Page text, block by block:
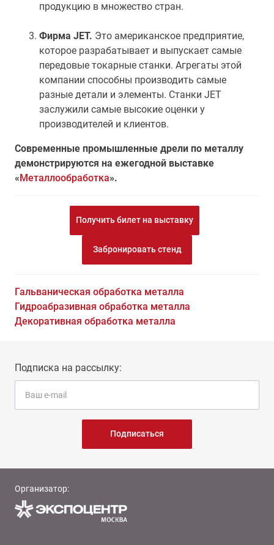
продукцию в множество стран.
Фирма JET. Это американское предприятие,
которое разрабатывает и выпускает самые
передовые токарные станки. Агрегаты этой
компании способны производить самые
разные детали и элементы. Станки JET
заслужили самые высокие оценки у
производителей и клиентов.
Современные промышленные дрели по металлу
демонстрируются на ежегодной выставке
«Металлообработка».
Получить билет на выставку
Забронировать стенд
Гальваническая обработка металла
Гидроабразивная обработка металла
Декоративная обработка металла
Подписка на рассылку:
Подписаться
Организатор: